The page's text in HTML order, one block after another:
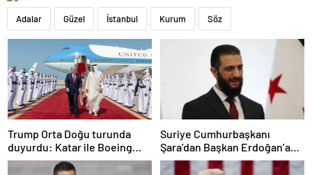
Adalar Güzel İstanbul Kurum Söz
Trump Orta Doğu turunda
duyurdu: Katar ile Boeing
arasında 200 milyar dolarlık
Suriye Cumhurbaşkanı
Şara’dan Başkan Erdoğan’a
teşekkür